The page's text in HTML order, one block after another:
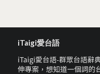
iTaigi愛台語
iTaigi愛台語-群眾台語辭
伸專案，想知道一個詞的